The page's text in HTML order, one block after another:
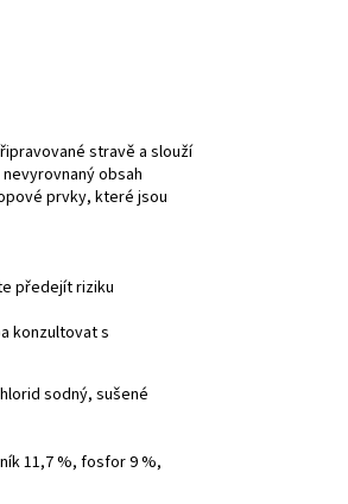
stravě a slouží
obsah
prvky, které jsou
předejít riziku
konzultovat s
sodný, sušené
11,7 %, fosfor 9 %,